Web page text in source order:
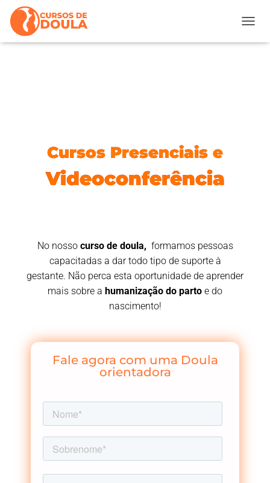
Cursos Presenciais e
Videoconferência
No nosso curso de doula, formamos pessoas
capacitadas a dar todo tipo de suporte à
gestante. Não perca esta oportunidade de aprender
mais sobre a humanização do parto e do
nascimento!
Fale agora com uma Doula
orientadora